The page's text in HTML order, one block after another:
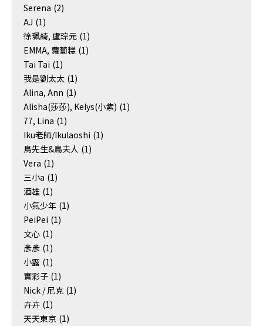
Serena (2)
AJ (1)
徐珮綺, 盧琮元 (1)
EMMA, 蘿蔔糕 (1)
Tai Tai (1)
我是劉太太 (1)
Alina, Ann (1)
Alisha(莎莎), Kelys(小紫) (1)
77, Lina (1)
Iku老師/Ikulaoshi (1)
鳥先生&鳥夫人 (1)
Vera (1)
三小a (1)
酒雄 (1)
小氣少年 (1)
PeiPei (1)
文心 (1)
彥彥 (1)
小露 (1)
實彩子 (1)
Nick / 尼克 (1)
卉卉 (1)
天天東京 (1)